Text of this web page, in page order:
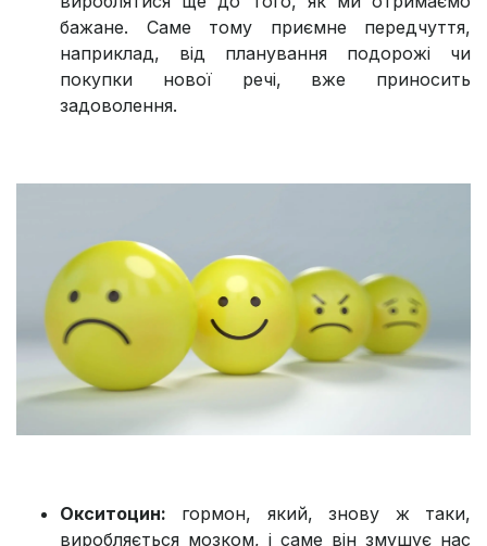
бажане. Саме тому приємне передчуття,
наприклад, від планування подорожі чи
покупки нової речі, вже приносить
задоволення.
Окситоцин: гормон, який, знову ж таки,
виробляється мозком, і саме він змушує нас